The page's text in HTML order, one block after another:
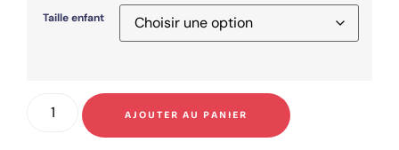
Taille enfant
AJOUTER AU PANIER